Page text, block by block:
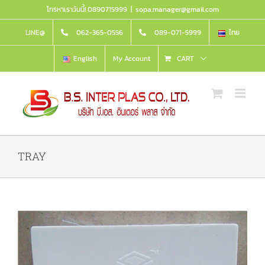
to
content
โทรหาเราวันนี้! 0890715999 | sopa.manager@gmail.com
LINE@ 062-365-0556 089-071-5999 ไทย
English My Account CART
TRAY